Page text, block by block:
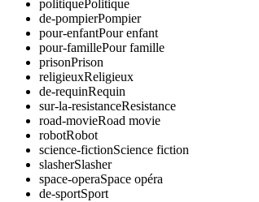
politiquePolitique
de-pompierPompier
pour-enfantPour enfant
pour-famillePour famille
prisonPrison
religieuxReligieux
de-requinRequin
sur-la-resistanceResistance
road-movieRoad movie
robotRobot
science-fictionScience fiction
slasherSlasher
space-operaSpace opéra
de-sportSport